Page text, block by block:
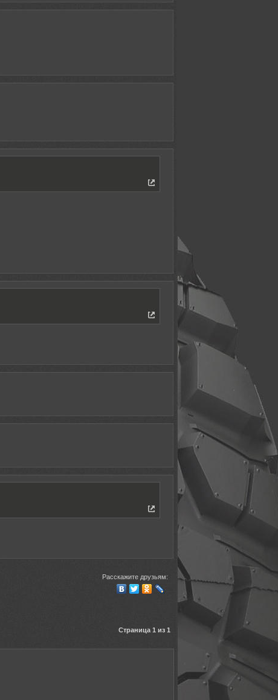
Расскажите друзьям:
Страница 1 из 1